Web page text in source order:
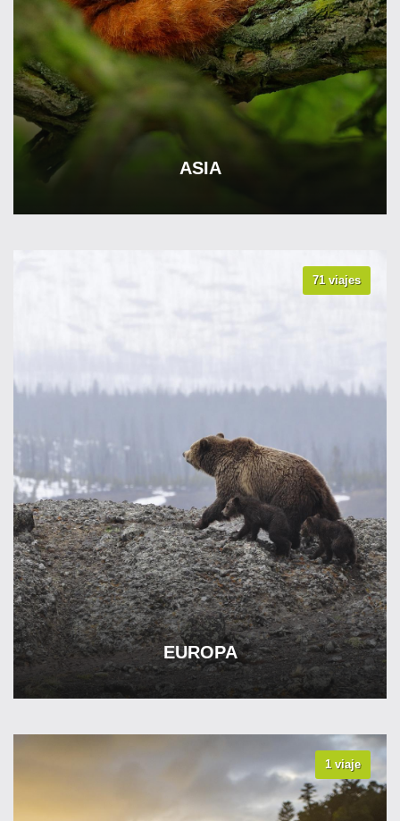
ASIA
71 viajes
EUROPA
VER TODOS LOS VIAJES
1 viaje